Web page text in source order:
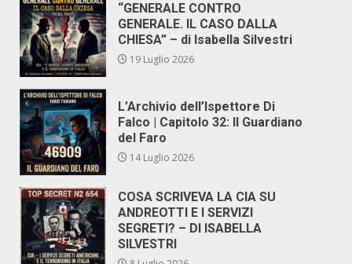
“GENERALE CONTRO
GENERALE. IL CASO DALLA
CHIESA” – di Isabella Silvestri
19 Luglio 2026
L’Archivio dell’Ispettore Di
Falco | Capitolo 32: Il Guardiano
del Faro
14 Luglio 2026
COSA SCRIVEVA LA CIA SU
ANDREOTTI E I SERVIZI
SEGRETI? – DI ISABELLA
SILVESTRI